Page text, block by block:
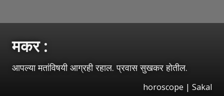
मकर :
आपल्या मतांविषयी आग्रही रहाल. प्रवास सुखकर होतील.
horoscope | Sakal